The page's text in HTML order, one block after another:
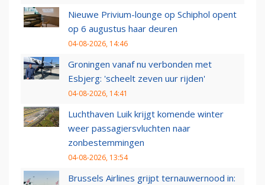
Nieuwe Privium-lounge op Schiphol opent
op 6 augustus haar deuren
04-08-2026, 14:46
Groningen vanaf nu verbonden met
Esbjerg: 'scheelt zeven uur rijden'
04-08-2026, 14:41
Luchthaven Luik krijgt komende winter
weer passagiersvluchten naar
zonbestemmingen
04-08-2026, 13:54
Brussels Airlines grijpt ternauwernood in: